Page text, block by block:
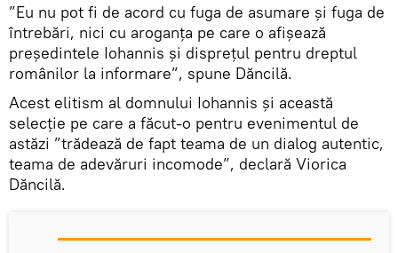
”Eu nu pot fi de acord cu fuga de asumare și fuga de
întrebări, nici cu aroganța pe care o afișează
președintele Iohannis și disprețul pentru dreptul
românilor la informare”, spune Dăncilă.
Acest elitism al domnului Iohannis și această
selecție pe care a făcut-o pentru evenimentul de
astăzi ”trădează de fapt teama de un dialog autentic,
teama de adevăruri incomode”, declară Viorica
Dăncilă.